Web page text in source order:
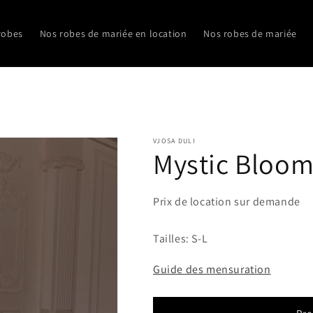
Nos robes de mariée en location Nos robes de mariée
VJOSA DULI
Mystic Bloom
Prix de location sur demande
Tailles: S-L
Guide des mensuration